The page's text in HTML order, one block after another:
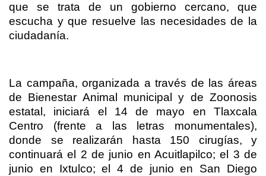
que se trata de un gobierno cercano, que
escucha y que resuelve las necesidades de la
ciudadanía.
La campaña, organizada a través de las áreas
de Bienestar Animal municipal y de Zoonosis
estatal, iniciará el 14 de mayo en Tlaxcala
Centro (frente a las letras monumentales),
donde se realizarán hasta 150 cirugías, y
continuará el 2 de junio en Acuitlapilco; el 3 de
junio en Ixtulco; el 4 de junio en San Diego